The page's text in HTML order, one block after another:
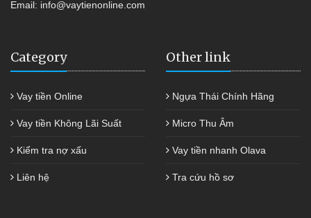
Email: info@vaytienonline.com
Category
Vay tiền Online
Vay tiền Không Lãi Suất
Kiểm tra nợ xấu
Liên hệ
Other link
Ngựa Thái Chính Hãng
Micro Thu Âm
Vay tiền nhanh Olava
Tra cứu hồ sơ